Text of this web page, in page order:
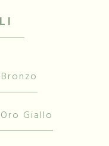
Bronzo
Oro Giallo